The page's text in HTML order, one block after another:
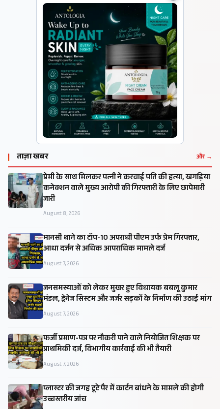
ताज़ा खबर और →
प्रेमी के साथ मिलकर पत्नी ने करवाई पति की हत्या, खगड़िया
कनेक्शन वाले मुख्य आरोपी की गिरफ्तारी के लिए छापेमारी
जारी
August 8, 2026
मानसी थाने का टॉप-10 अपराधी पीएम उर्फ प्रेम गिरफ्तार,
आधा दर्जन से अधिक आपराधिक मामले दर्ज
August 7, 2026
जनसमस्याओं को लेकर मुखर हुए विधायक बबलू कुमार
मंडल, ड्रेनेज सिस्टम और जर्जर सड़कों के निर्माण की उठाई मांग
August 7, 2026
फर्जी प्रमाण-पत्र पर नौकरी पाने वाले नियोजित शिक्षक पर
प्राथमिकी दर्ज, विभागीय कार्रवाई की भी तैयारी
August 7, 2026
प्लास्टर की जगह टूटे पैर में कार्टन बांधने के मामले की होगी
उच्चस्तरीय जांच